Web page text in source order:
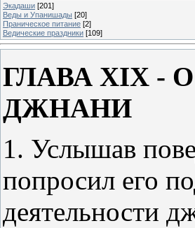
Экадаши [201]
Веды и Упанишады [20]
Праническое питание [2]
Ведические праздники [109]
ГЛАВА XIX -
ДЖНАНИ
1. Услышав
попросил его
деятельности